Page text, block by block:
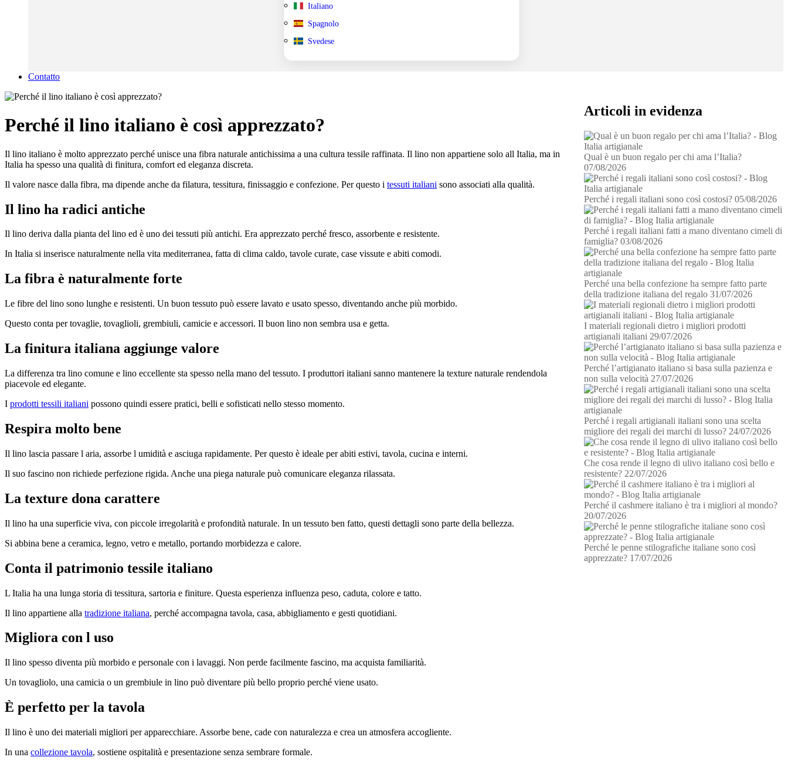
Italiano
Spagnolo
Svedese
Contatto
Perché il lino italiano è così apprezzato?
Il lino italiano è molto apprezzato perché unisce una fibra naturale antichissima a una cultura tessile raffinata. Il lino non appartiene solo all Italia, ma in
Italia ha spesso una qualità di finitura, comfort ed eleganza discreta.
Il valore nasce dalla fibra, ma dipende anche da filatura, tessitura, finissaggio e confezione. Per questo i tessuti italiani sono associati alla qualità.
Il lino ha radici antiche
Il lino deriva dalla pianta del lino ed è uno dei tessuti più antichi. Era apprezzato perché fresco, assorbente e resistente.
In Italia si inserisce naturalmente nella vita mediterranea, fatta di clima caldo, tavole curate, case vissute e abiti comodi.
La fibra è naturalmente forte
Le fibre del lino sono lunghe e resistenti. Un buon tessuto può essere lavato e usato spesso, diventando anche più morbido.
Questo conta per tovaglie, tovaglioli, grembiuli, camicie e accessori. Il buon lino non sembra usa e getta.
La finitura italiana aggiunge valore
La differenza tra lino comune e lino eccellente sta spesso nella mano del tessuto. I produttori italiani sanno mantenere la texture naturale rendendola
piacevole ed elegante.
I prodotti tessili italiani possono quindi essere pratici, belli e sofisticati nello stesso momento.
Respira molto bene
Il lino lascia passare l aria, assorbe l umidità e asciuga rapidamente. Per questo è ideale per abiti estivi, tavola, cucina e interni.
Il suo fascino non richiede perfezione rigida. Anche una piega naturale può comunicare eleganza rilassata.
La texture dona carattere
Il lino ha una superficie viva, con piccole irregolarità e profondità naturale. In un tessuto ben fatto, questi dettagli sono parte della bellezza.
Si abbina bene a ceramica, legno, vetro e metallo, portando morbidezza e calore.
Conta il patrimonio tessile italiano
L Italia ha una lunga storia di tessitura, sartoria e finiture. Questa esperienza influenza peso, caduta, colore e tatto.
Il lino appartiene alla tradizione italiana, perché accompagna tavola, casa, abbigliamento e gesti quotidiani.
Migliora con l uso
Il lino spesso diventa più morbido e personale con i lavaggi. Non perde facilmente fascino, ma acquista familiarità.
Un tovagliolo, una camicia o un grembiule in lino può diventare più bello proprio perché viene usato.
È perfetto per la tavola
Il lino è uno dei materiali migliori per apparecchiare. Assorbe bene, cade con naturalezza e crea un atmosfera accogliente.
In una collezione tavola, sostiene ospitalità e presentazione senza sembrare formale.
Articoli in evidenza
Qual è un buon regalo per chi ama l’Italia?
07/08/2026
Perché i regali italiani sono così costosi? 05/08/2026
Perché i regali italiani fatti a mano diventano cimeli di
famiglia? 03/08/2026
Perché una bella confezione ha sempre fatto parte
della tradizione italiana del regalo 31/07/2026
I materiali regionali dietro i migliori prodotti
artigianali italiani 29/07/2026
Perché l’artigianato italiano si basa sulla pazienza e
non sulla velocità 27/07/2026
Perché i regali artigianali italiani sono una scelta
migliore dei regali dei marchi di lusso? 24/07/2026
Che cosa rende il legno di ulivo italiano così bello e
resistente? 22/07/2026
Perché il cashmere italiano è tra i migliori al mondo?
20/07/2026
Perché le penne stilografiche italiane sono così
apprezzate? 17/07/2026